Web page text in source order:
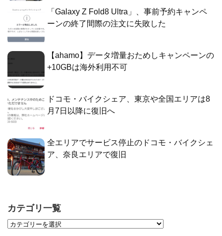
「Galaxy Z Fold8 Ultra」、事前予約キャンペ
ーンの終了間際の注文に失敗した
【ahamo】データ増量おためしキャンペーンの
+10GBは海外利用不可
ドコモ・バイクシェア、東京や全国エリアは8
月7日以降に復旧へ
全エリアでサービス停止のドコモ・バイクシェ
ア、奈良エリアで復旧
カテゴリ一覧